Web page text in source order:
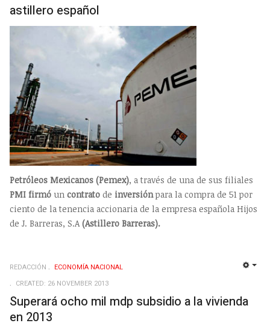
astillero español
Petróleos Mexicanos (Pemex), a través de una de sus filiales
PMI firmó un contrato de inversiónpara la compra de 51 por
ciento de la tenencia accionaria de la empresa española Hijos
de J. Barreras, S.A (Astillero Barreras).
REDACCIÓN
ECONOMÍ­A NACIONAL
CREATED: 26 NOVEMBER 2013
Superará ocho mil mdp subsidio a la vivienda
en 2013